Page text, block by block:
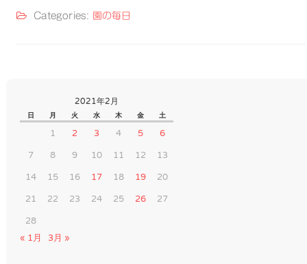
Categories: 園の毎日
2021年2月
日 月 火 水 木 金 土
1 2 3 4 5
6
7
8 9 10 11 12
13
14
15 16 17 18 19
20
21
22 23 24 25 26
27
28
« 1月
3月 »